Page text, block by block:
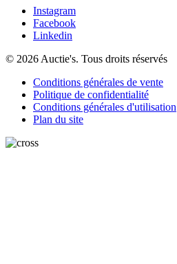
Instagram
Facebook
Linkedin
© 2026 Auctie's. Tous droits réservés
Conditions générales de vente
Politique de confidentialité
Conditions générales d'utilisation
Plan du site